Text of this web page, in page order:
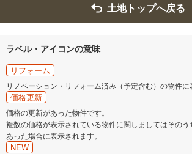
土地トップへ戻る
ラベル・アイコンの意味
リフォーム
リノベーション・リフォーム済み（予定含む）の物件に
価格更新
価格の更新があった物件です。
複数の価格が表示されている物件に関しましてはその
あった場合に表示されます。
NEW